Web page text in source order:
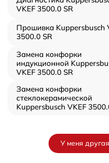
VKEF 3500.0 SR
Прошивка Kuppersbusch
3500.0 SR
Замена конфорки
индукционной
VKEF 3500.0 SR
Замена конфорки
стеклокерамической
Kuppersbusch VKEF
У меня